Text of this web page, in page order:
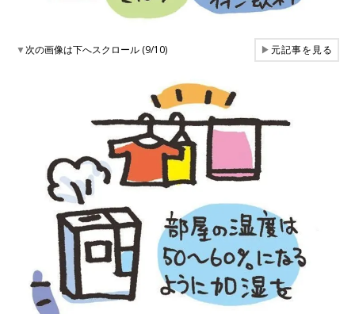
▼次の画像は下へスクロール (9/10) ▶元記事を見る